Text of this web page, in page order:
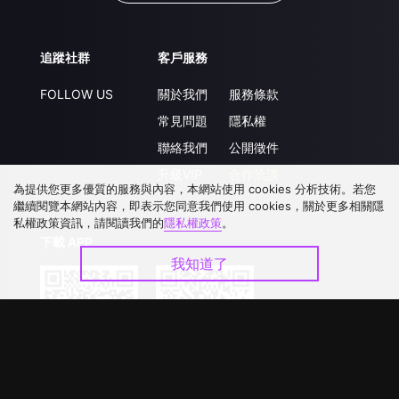
追蹤社群
FOLLOW US
客戶服務
關於我們
常見問題
聯絡我們
服務條款
隱私權
公開徵件
為提供您更多優質的服務與內容，本網站使用 cookies 分析技術。若您
繼續閱覽本網站內容，即表示您同意我們使用 cookies，關於更多相關隱
私權政策資訊，請閱讀我們的隱私權政策。
我知道了